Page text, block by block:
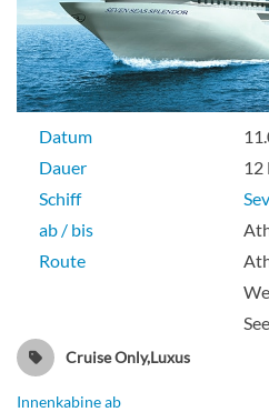
Datum
Dauer
12
Schiff
ab / bis
Route
Cruise Only,Luxus
Innenkabine ab